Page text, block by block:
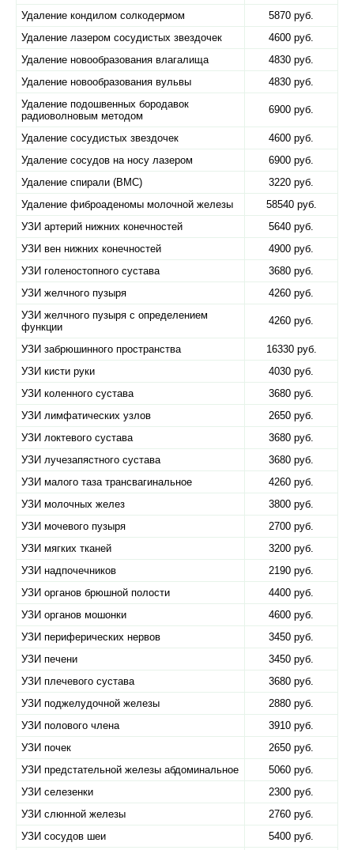
Удаление кондилом солкодермом
5870 руб.
Удаление лазером сосудистых звездочек
4600 руб.
Удаление новообразования влагалища
4830 руб.
Удаление новообразования вульвы
4830 руб.
Удаление подошвенных бородавок
радиоволновым методом
6900 руб.
Удаление сосудистых звездочек
4600 руб.
Удаление сосудов на носу лазером
6900 руб.
Удаление спирали (ВМС)
3220 руб.
Удаление фиброаденомы молочной железы
58540 руб.
УЗИ артерий нижних конечностей
5640 руб.
УЗИ вен нижних конечностей
4900 руб.
УЗИ голеностопного сустава
3680 руб.
УЗИ желчного пузыря
4260 руб.
УЗИ желчного пузыря с определением
функции
4260 руб.
УЗИ забрюшинного пространства
16330 руб.
УЗИ кисти руки
4030 руб.
УЗИ коленного сустава
3680 руб.
УЗИ лимфатических узлов
2650 руб.
УЗИ локтевого сустава
3680 руб.
УЗИ лучезапястного сустава
3680 руб.
УЗИ малого таза трансвагинальное
4260 руб.
УЗИ молочных желез
3800 руб.
УЗИ мочевого пузыря
2700 руб.
УЗИ мягких тканей
3200 руб.
УЗИ надпочечников
2190 руб.
УЗИ органов брюшной полости
4400 руб.
УЗИ органов мошонки
4600 руб.
УЗИ периферических нервов
3450 руб.
УЗИ печени
3450 руб.
УЗИ плечевого сустава
3680 руб.
УЗИ поджелудочной железы
2880 руб.
УЗИ полового члена
3910 руб.
УЗИ почек
2650 руб.
УЗИ предстательной железы абдоминальное
5060 руб.
УЗИ селезенки
2300 руб.
УЗИ слюнной железы
2760 руб.
УЗИ сосудов шеи
5400 руб.